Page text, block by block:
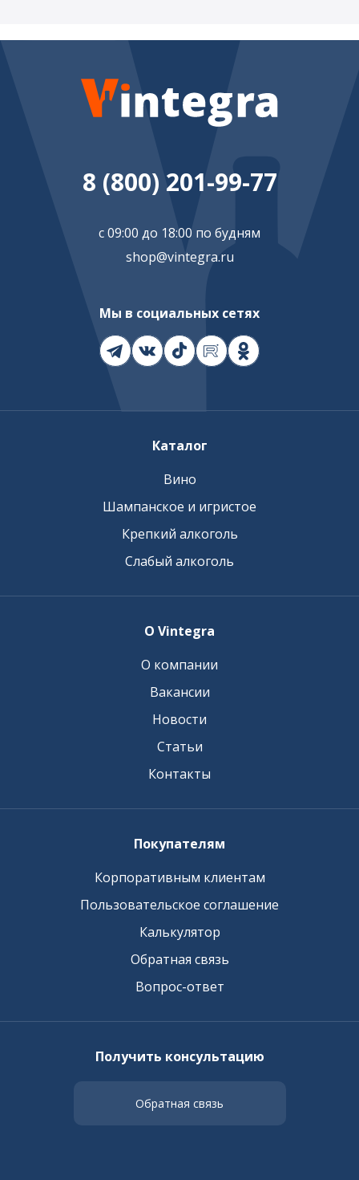
8 (800) 201-99-77
с 09:00 до 18:00 по будням
shop@vintegra.ru
Мы в социальных сетях
Каталог
Вино
Шампанское и игристое
Крепкий алкоголь
Слабый алкоголь
О Vintegra
О компании
Вакансии
Новости
Статьи
Контакты
Покупателям
Корпоративным клиентам
Пользовательское соглашение
Калькулятор
Обратная связь
Вопрос-ответ
Получить консультацию
Обратная связь